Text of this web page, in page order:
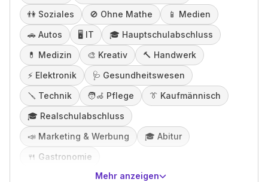
👫 Soziales 🚫 Ohne Mathe 📱 Medien
🚗 Autos 🖥️ IT 🎓️ Hauptschulabschluss
💊 Medizin 🎨 Kreativ 🔨 Handwerk
⚡️ Elektronik 🩺 Gesundheitswesen
🪛 Technik 🧑‍🦽 Pflege 👔 Kaufmännisch
🎓️ Realschulabschluss
📣 Marketing & Werbung 🎓️ Abitur
🍴 Gastronomie
Mehr anzeigen